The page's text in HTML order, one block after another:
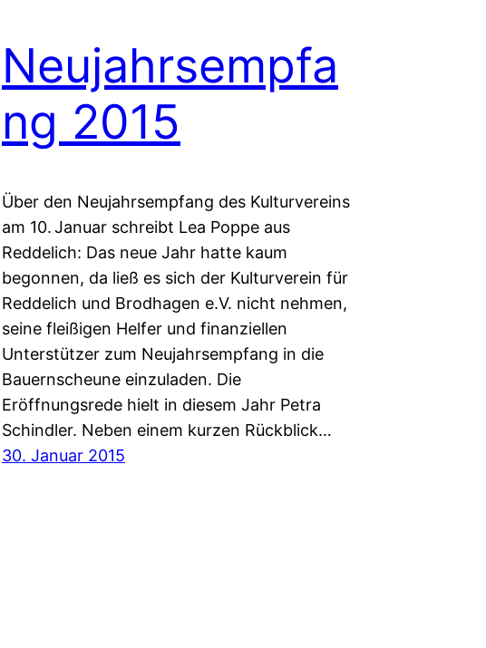
Neujahrsempfa
ng 2015
Über den Neujahrsempfang des Kulturvereins
am 10. Januar schreibt Lea Poppe aus
Reddelich: Das neue Jahr hatte kaum
begonnen, da ließ es sich der Kulturverein für
Reddelich und Brodhagen e.V. nicht nehmen,
seine fleißigen Helfer und finanziellen
Unterstützer zum Neujahrsempfang in die
Bauernscheune einzuladen. Die
Eröffnungsrede hielt in diesem Jahr Petra
Schindler. Neben einem kurzen Rückblick…
30. Januar 2015